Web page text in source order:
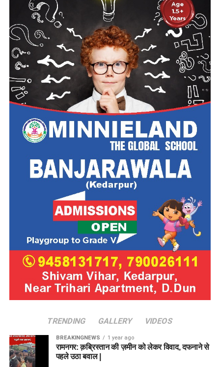
TRENDING GALLERY VIDEOS
BREAKINGNEWS 1 year ago
रामनगर: क़ब्रिस्तान की ज़मीन को लेकर विवाद, दफनाने से
पहले उठा बवाल |